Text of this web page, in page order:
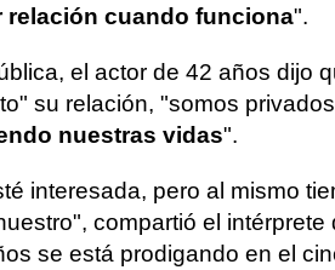
relación cuando funciona".
el actor de 42 años dijo
su relación, "somos
nuestras vidas".
interesada, pero al mismo
compartió el intérprete
se está prodigando en el